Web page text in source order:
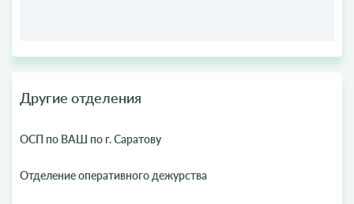
Другие отделения
ОСП по ВАШ по г. Саратову
Отделение оперативного дежурства